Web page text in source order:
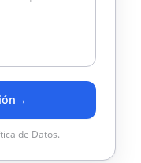
→
de Datos.